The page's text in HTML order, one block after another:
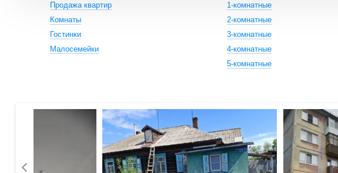
Продажа квартир
Комнаты
Гостинки
Малосемейки
1-комнатные
2-комнатные
3-комнатные
4-комнатные
5-комнатные